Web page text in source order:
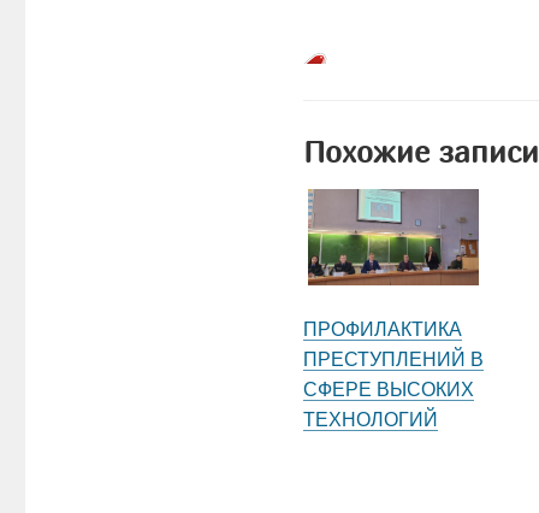
Похожие записи
ПРОФИЛАКТИКА
ПРЕСТУПЛЕНИЙ В
СФЕРЕ ВЫСОКИХ
ТЕХНОЛОГИЙ